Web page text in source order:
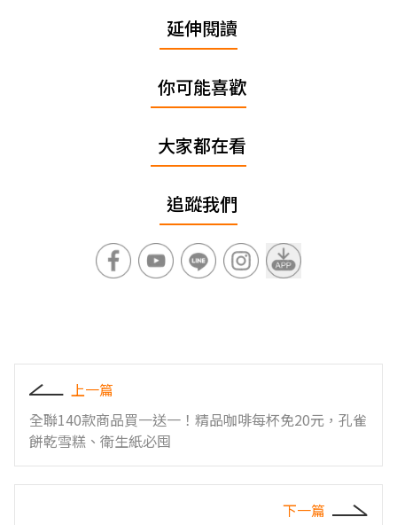
延伸閱讀
你可能喜歡
大家都在看
追蹤我們
上一篇
全聯140款商品買一送一！精品咖啡每杯免20元，孔雀
餅乾雪糕、衛生紙必囤
下一篇